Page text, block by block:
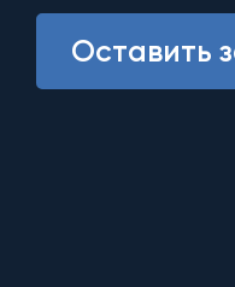
Оставить